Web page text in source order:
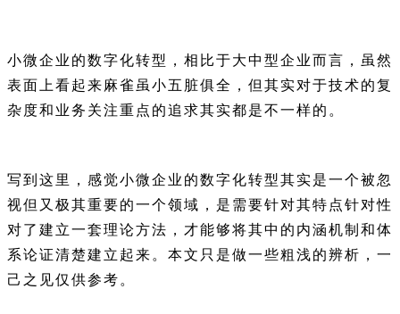
小微企业的数字化转型，相比于大中型企业而言，虽然
表面上看起来麻雀虽小五脏俱全，但其实对于技术的复
杂度和业务关注重点的追求其实都是不一样的。
写到这里，感觉小微企业的数字化转型其实是一个被忽
视但又极其重要的一个领域，是需要针对其特点针对性
对了建立一套理论方法，才能够将其中的内涵机制和体
系论证清楚建立起来。 本文只是做一些粗浅的辨析，一
己之见仅供参考。